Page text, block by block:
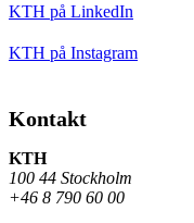
KTH på LinkedIn
KTH på Instagram
Kontakt
KTH
100 44 Stockholm
+46 8 790 60 00